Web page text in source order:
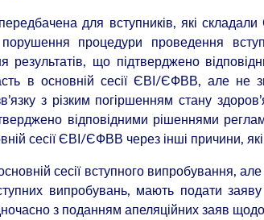
для вступників, які
процедури проведення
результатів, що підтверджено
в основній сесії ЄВІ/ЄФВВ, але не
з різким погіршенням стану
відповідними рішеннями
сесії ЄВІ/ЄФВВ через інші причини,
сесії вступного випробування,
випробувань, мають подати заяву
з поданням апеляційних заяв